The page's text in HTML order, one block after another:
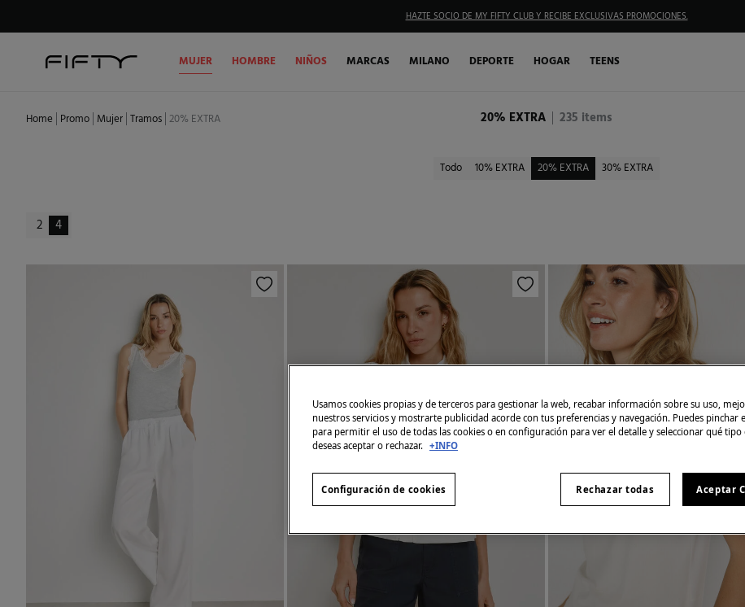
HAZTE SOCIO DE MY FIFTY CLUB Y RECIBE EXCLUSIVAS PROMOCIONES.
MUJER HOMBRE NIÑOS MARCAS MILANO DEPORTE HOGAR TEENS
Home Promo Mujer Tramos 20% EXTRA 20% EXTRA 235 items
Todo 10% EXTRA 20% EXTRA 30% EXTRA
2 4
Usamos cookies propias y de terceros para gestionar la web, recabar información sobre su uso,
nuestros servicios y mostrarte publicidad acorde con tus preferencias y navegación. Puedes pinchar
para permitir el uso de todas las cookies o en configuración para ver el detalle y seleccionar qué tipo
deseas aceptar o rechazar. +INFO
Rechazar todas Aceptar
Configuración de cookies